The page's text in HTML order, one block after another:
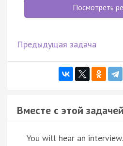
Посмотреть
Предыдущая задача
Вместе с этой
You will hear an